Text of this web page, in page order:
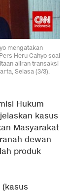
mengatakan
Heru Cahyo soal
aliran transaksi
Selasa (3/3).
Hukum
kasus
Masyarakat
dewan
produk